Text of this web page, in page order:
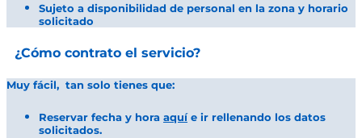
Sujeto a disponibilidad de personal en la zona y horario
solicitado
¿Cómo contrato el servicio?
Muy fácil, tan solo tienes que:
Reservar fecha y hora aquíe ir rellenando los datos
solicitados.